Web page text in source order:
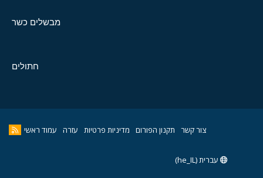
מבשלים כשר
חתולים
צור קשר תקנון הפורום מדיניות פרטיות עזרה עמוד ראשי
עברית (he_IL)